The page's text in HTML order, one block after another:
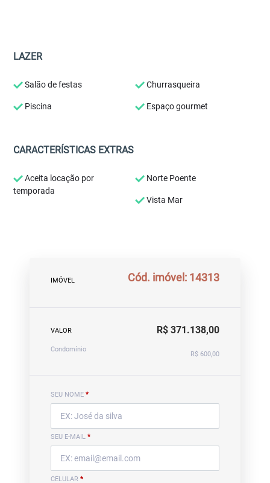
LAZER
Salão de festas Churrasqueira
Piscina Espaço gourmet
CARACTERÍSTICAS EXTRAS
Aceita locação por
temporada
Norte Poente
Vista Mar
IMÓVEL Cód. imóvel: 14313
VALOR R$ 371.138,00
Condomínio
R$ 600,00
SEU NOME *
SEU E-MAIL *
CELULAR *